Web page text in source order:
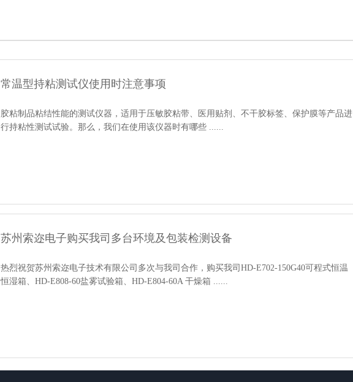
常温型持粘测试仪使用时注意事项
胶粘制品粘结性能的测试仪器，适用于压敏胶粘带、医用贴剂、不干胶标签、保护膜等产品进
行持粘性测试试验。那么，我们在使用该仪器时有哪些 ......
苏州索迩电子购买我司多台环境及包装检测设备
热烈祝贺苏州索迩电子技术有限公司多次与我司合作，购买我司HD-E702-150G40可程式恒温
恒湿箱、HD-E808-60盐雾试验箱、HD-E804-60A 干燥箱 ......